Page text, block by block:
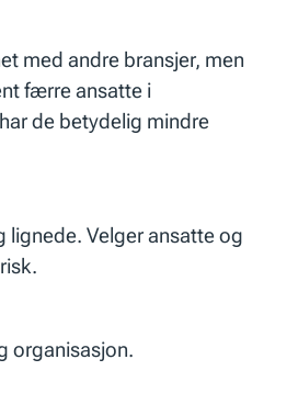
med andre bransjer, men
færre ansatte i
de betydelig mindre
lignede. Velger ansatte og
organisasjon.